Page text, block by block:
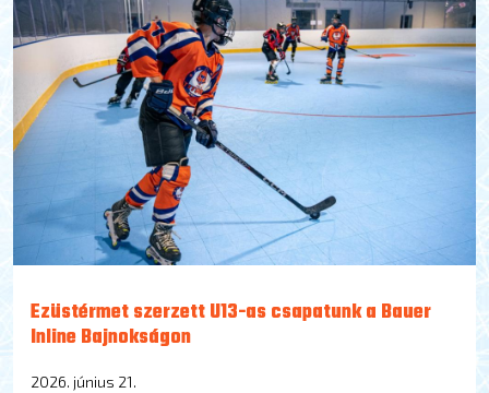
Ezüstérmet szerzett U13-as csapatunk a Bauer
Inline Bajnokságon
2026. június 21.